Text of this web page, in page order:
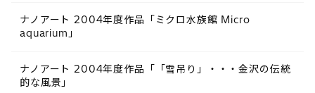
ナノアート 2004年度作品「ミクロ水族館 Micro
aquarium」
ナノアート 2004年度作品「「雪吊り」・・・金沢の伝統
的な風景」